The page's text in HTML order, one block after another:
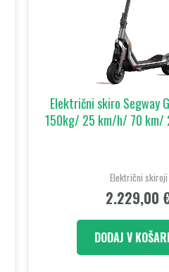
Električni skiro Segway
150kg/ 25 km/h/ 70 km/
Električni skiroji
2.229,00
DODAJ V